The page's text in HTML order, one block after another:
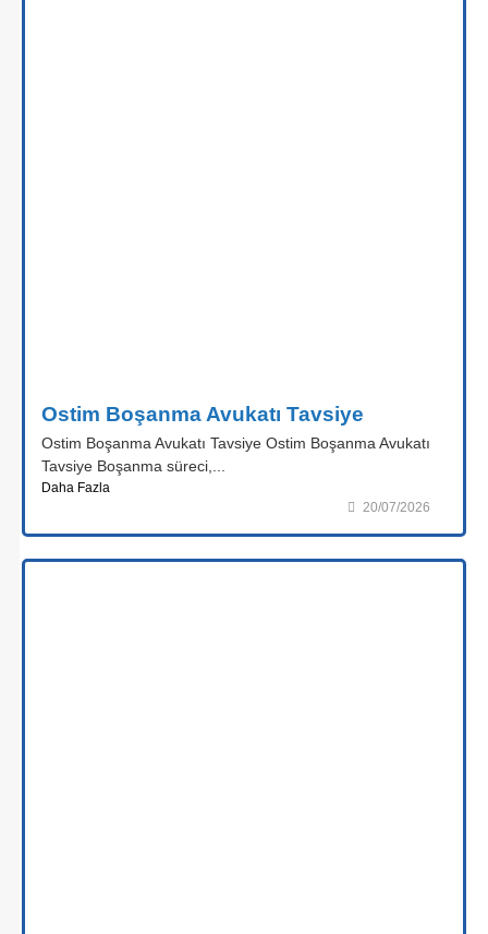
Ostim Boşanma Avukatı Tavsiye
Ostim Boşanma Avukatı Tavsiye Ostim Boşanma Avukatı
Tavsiye Boşanma süreci,...
Daha Fazla
20/07/2026